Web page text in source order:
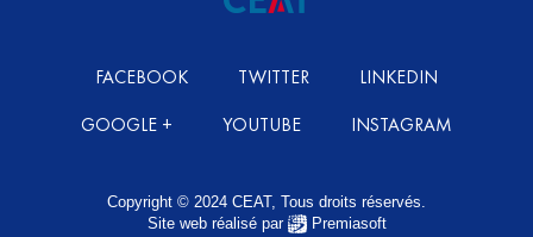
FACEBOOK TWITTER LINKEDIN
GOOGLE + YOUTUBE INSTAGRAM
Copyright © 2024 CEAT, Tous droits réservés.
Site web réalisé par
Premiasoft